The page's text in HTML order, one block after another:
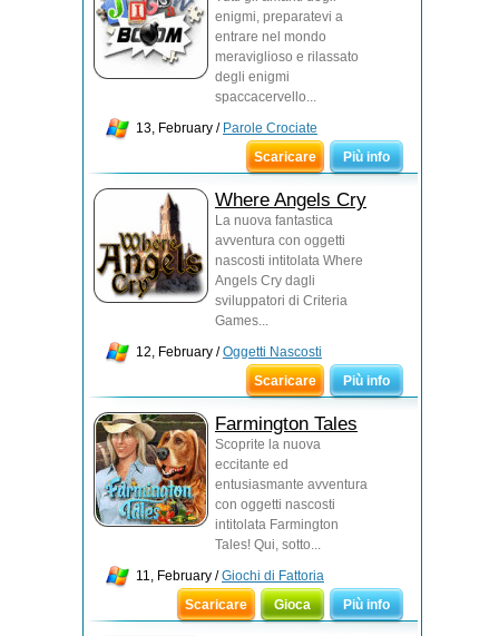
enigmi, preparatevi a
entrare nel mondo
meraviglioso e rilassato
degli enigmi
spaccacervello...
13, February / Parole Crociate
Scaricare
Più info
Where Angels Cry
La nuova fantastica
avventura con oggetti
nascosti intitolata Where
Angels Cry dagli
sviluppatori di Criteria
Games...
12, February /Oggetti Nascosti
Scaricare
Più info
Farmington Tales
Scoprite la nuova
eccitante ed
entusiasmante avventura
con oggetti nascosti
intitolata Farmington
Tales! Qui, sotto...
11, February /Giochi di Fattoria
Scaricare
Gioca Più info